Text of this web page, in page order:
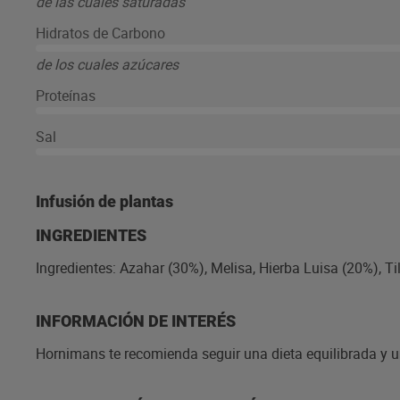
aromática. CÓMO PREPARAR ESTA INFUSIÓN:
en la taza y vierte el agua. Finalmente, tapa la taza para
agua de 3 a 5 minutos, o si lo prefieres, no la saques.
descubre todas sus variedades e infinidad de sabores con
Hidratos de Carbono
de los cuales azúcares
Proteínas
Sal
Infusión de plantas
INGREDIENTES
Ingredientes: Azahar (30%), Melisa, Hierba Luisa (20%),
INFORMACIÓN DE INTERÉS
Hornimans te recomienda seguir una dieta equilibrada y